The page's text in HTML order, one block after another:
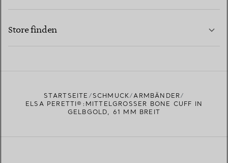
Store finden
STARTSEITE SCHMUCK
ARMBÄNDER
ELSA PERETTI®:MITTELGROSSER BONE CUFF IN G
ELBGOLD, 61 MM BREIT